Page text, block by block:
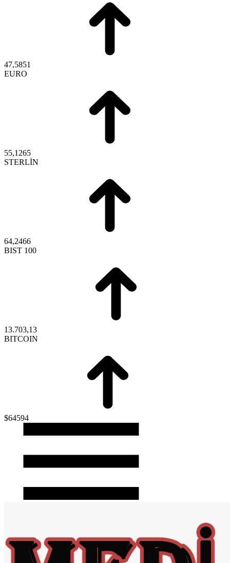
47,5851
EURO
55,1265
STERLİN
64,2466
BIST 100
13.703,13
BITCOIN
$64594